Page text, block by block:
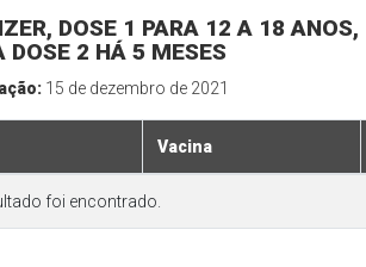
DOSE 1 PARA 12 A 18
DOSE 2 HÁ 5 MESES
15 de dezembro de 2021
Vacina
foi encontrado.